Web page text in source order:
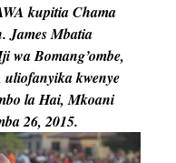
kupitia Chama
James Mbatia
wa Bomang’ombe,
kwenye
la Hai, Mkoani
26, 2015.